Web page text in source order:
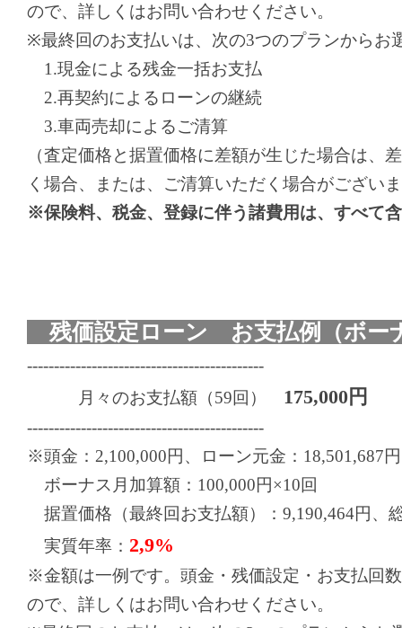
ので、詳しくはお問い合わせください。
※最終回のお支払いは、次の3つのプランからお
1.現金による残金一括お支払
2.再契約によるローンの継続
3.車両売却によるご清算
（査定価格と据置価格に差額が生じた場合は、
く場合、または、ご清算いただく場合がござい
※保険料、税金、登録に伴う諸費用は、すべて
残価設定ローン お支払例（ボー
--------------------------------------------
月々のお支払額（59回） 175,000円
--------------------------------------------
※頭金：2,100,000円、ローン元金：18,501,687円
ボーナス月加算額：100,000円×10回
据置価格（最終回お支払額）：9,190,464円、
実質年率： 2,9%
※金額は一例です。頭金・残価設定・お支払回
ので、詳しくはお問い合わせください。